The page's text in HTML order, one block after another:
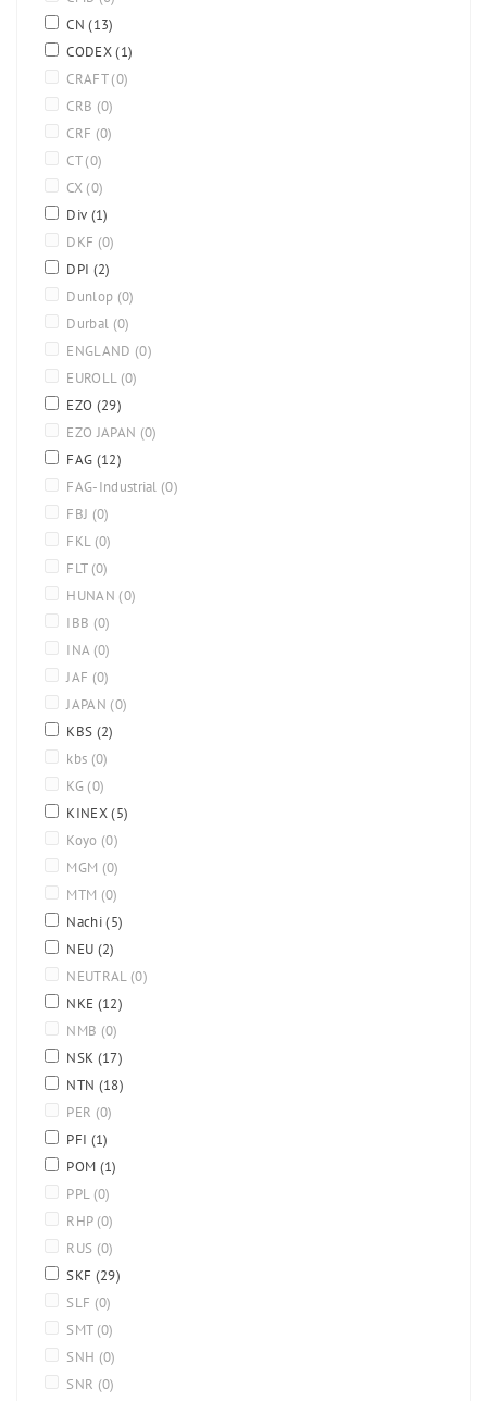
CN(13)
CODEX(1)
CRAFT(0)
CRB (0)
CRF (0)
CT(0)
CX (0)
Div (1)
DKF (0)
DPI (2)
Dunlop (0)
Durbal (0)
ENGLAND (0)
EUROLL (0)
EZO (29)
EZO JAPAN (0)
FAG (12)
FAG-Industrial (0)
FBJ (0)
FKL (0)
FLT (0)
HUNAN (0)
IBB (0)
INA (0)
JAF (0)
JAPAN (0)
KBS (2)
kbs (0)
KG (0)
KINEX(5)
Koyo (0)
MGM (0)
MTM (0)
Nachi(5)
NEU (2)
NEUTRAL (0)
NKE (12)
NMB (0)
NSK (17)
NTN (18)
PER (0)
PFI (1)
POM (1)
PPL (0)
RHP (0)
RUS (0)
SKF (29)
SLF (0)
SMT (0)
SNH (0)
SNR (0)